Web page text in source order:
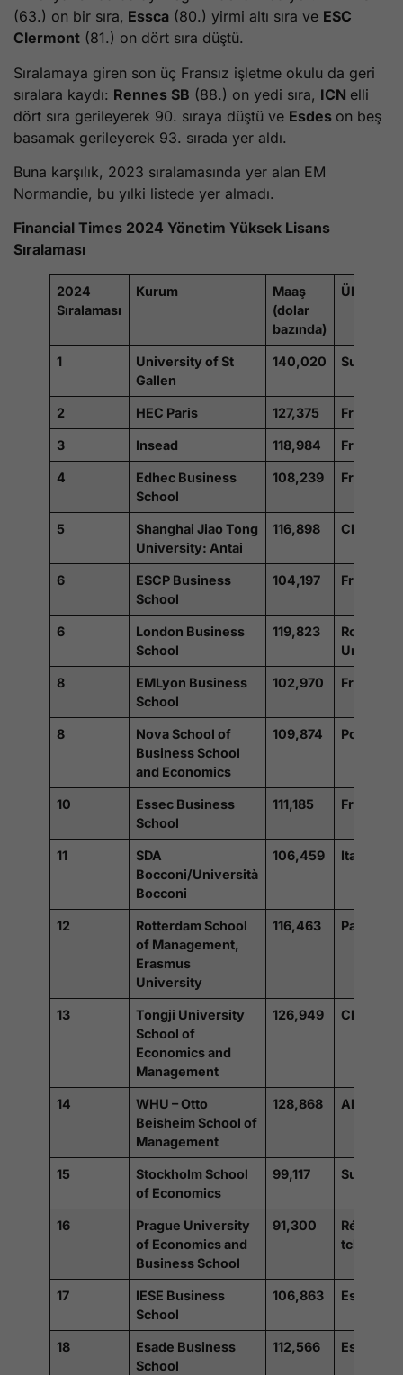
(63.) on bir sıra, Essca (80.) yirmi altı sıra ve ESC
Clermont (81.) on dört sıra düştü.
Sıralamaya giren son üç Fransız işletme okulu da geri
sıralara kaydı: Rennes SB (88.) on yedi sıra, ICN elli
dört sıra gerileyerek 90. sıraya düştü ve Esdes on beş
basamak gerileyerek 93. sırada yer aldı.
Buna karşılık, 2023 sıralamasında yer alan EM
Normandie, bu yılki listede yer almadı.
Financial Times 2024 Yönetim Yüksek Lisans
Sıralaması
2024
Sıralaması
Kurum
Maaş
(dolar
bazında)
Ülke
1
University of St
Gallen
140,020 Suisse
2 HEC Paris 127,375 France
3 Insead 118,984 France
4
Edhec Business
School
108,239 France
5
Shanghai Jiao Tong
University: Antai
116,898 Chine
6
ESCP Business
School
104,197 France
6
London Business
School
119,823
Uni
8
EMLyon Business
School
102,970 France
8
Nova School of
Business School
and Economics
109,874 Portugal
10
Essec Business
School
111,185 France
11
SDA
Bocconi/Università
Bocconi
106,459 Italie
12
Rotterdam School
of Management,
Erasmus
University
116,463 Pays-Bas
13
Tongji University
School of
Economics and
Management
126,949 Chine
14
WHU – Otto
Beisheim School of
Management
128,868
15
Stockholm School
of Economics
99,117 Suède
16
Prague University
of Economics and
Business School
91,300
tchèque
17
IESE Business
School
106,863 Espagne
18
Esade Business
School
112,566 Espagne